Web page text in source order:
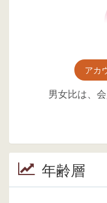
アカ
男女比は、
年齢層